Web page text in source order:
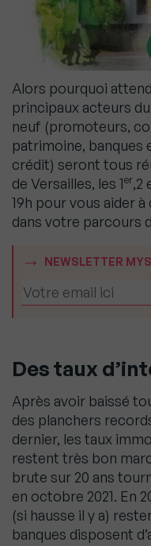
Alors pourquoi
principaux acteurs
neuf (promoteurs,
patrimoine, banques
crédit) seront tous
de Versailles, les 1er,2
19h pour vous aider
dans votre parcours
NEWSLETTER
Des taux
Après avoir baissé
des planchers
dernier, les taux
restent très bon
brute sur 20 ans
en octobre 2021. En
(si hausse il y a)
banques disposent